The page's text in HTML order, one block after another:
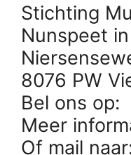
Stichting
Nunspeet
8076 PW
Bel ons op:
Meer
Of mail